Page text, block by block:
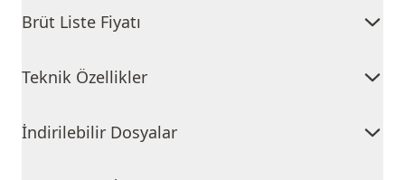
Brüt Liste Fiyatı
Teknik Özellikler
İndirilebilir Dosyalar